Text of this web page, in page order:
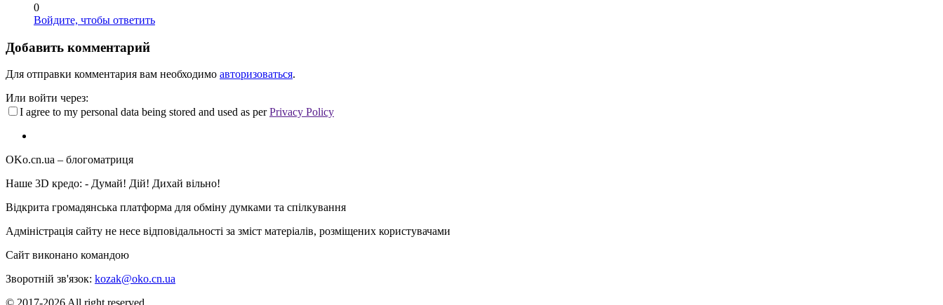
0
Войдите, чтобы ответить
Добавить комментарий
Для отправки комментария вам необходимо авторизоваться.
Или войти через:
I agree to my personal data being stored and used as perPrivacy Policy
OKo.cn.ua – блогоматриця
Наше 3D кредо: - Думай! Дій! Дихай вільно!
Відкрита громадянська платформа для обміну думками та спілкування
Адміністрація сайту не несе відповідальності за зміст матеріалів, розміщених користувачами
Сайт виконано командою
Зворотній зв'язок: kozak@oko.cn.ua